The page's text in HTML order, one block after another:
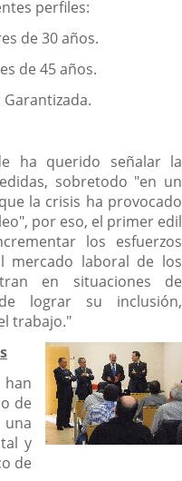
perfiles:
de 30 años.
de 45 años.
ha querido señalar la
sobretodo "en un
la crisis ha provocado
por eso, el primer edil
los esfuerzos
mercado laboral de los
en situaciones de
lograr su inclusión,
trabajo."
de
y
de